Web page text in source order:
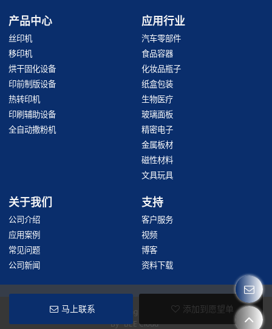
马上联系 添加到愿望单
产品中心
丝印机
移印机
烘干固化设备
印前制版设备
热转印机
印刷辅助设备
全自动撒粉机
应用行业
汽车零部件
食品容器
化妆品瓶子
纸盒包装
生物医疗
玻璃面板
精密电子
金属板材
磁性材料
文具玩具
关于我们
公司介绍
应用案例
常见问题
公司新闻
支持
客户服务
视频
博客
资料下载
Copyright © 2026Hangzhou Taoxing Printing Machinery Co., LtdSupport
By BEE Cloud